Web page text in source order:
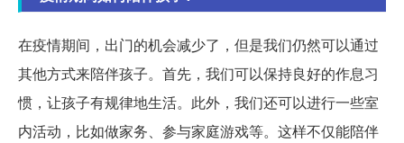
在疫情期间，出门的机会减少了，但是我们仍然可以通过
其他方式来陪伴孩子。首先，我们可以保持良好的作息习
惯，让孩子有规律地生活。此外，我们还可以进行一些室
内活动，比如做家务、参与家庭游戏等。这样不仅能陪伴